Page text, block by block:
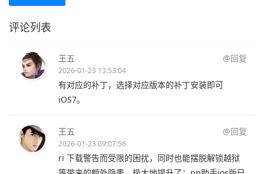
评论列表
王五 @回复
2026-01-23 13:53:04
有对应的补丁，选择对应版本的补丁安装即可
iOS7。
王五 @回复
2026-01-23 09:07:56
ri 下载警告而受限的困扰，同时也能摆脱解锁越狱